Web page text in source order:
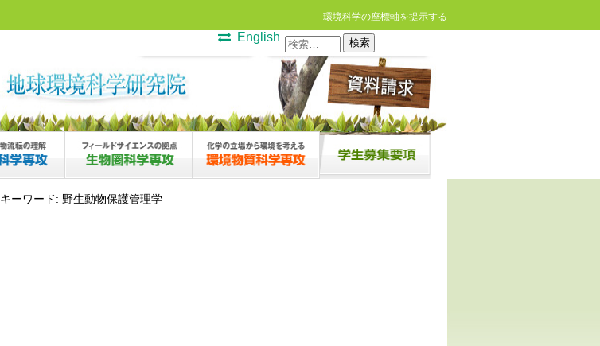
環境科学の座標軸を提示する
検
索:
English
キーワード: 野生動物保護管理学